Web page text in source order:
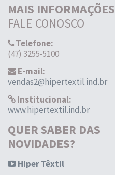
MAIS INFORMAÇÕES
FALE CONOSCO
Telefone:
(47) 3255-5100
E-mail:
vendas2@hipertextil.ind.br
Institucional:
www.hipertextil.ind.br
QUER SABER DAS
NOVIDADES?
Hiper Têxtil